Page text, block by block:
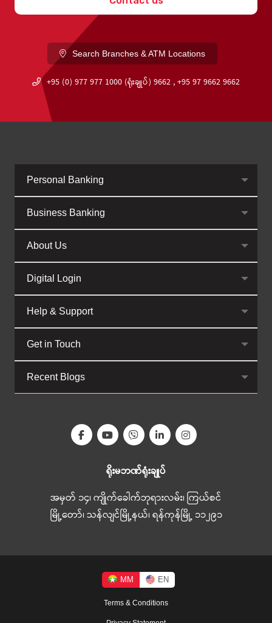
Search Branches & ATM Locations
+95 (0) 977 977 1000 (ရုံးချုပ်) 9662 , +95 97 9662 9662
Personal Banking
Business Banking
About Us
Digital Login
Help & Support
Get in Touch
Recent Blogs
ရိုးမဘဏ်ရုံးချုပ်
အမှတ် ၁၄၊ ကျိုက်ခေါက်ဘုရားလမ်း၊ ကြယ်စင်
မြို့တော်၊ သန်လျင်မြို့နယ်၊ ရန်ကုန်မြို့ ၁၁၂၉၁
Terms & Conditions
MM EN